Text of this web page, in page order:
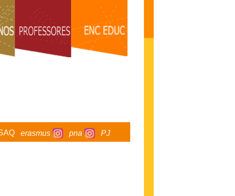
erasmus pna PJ